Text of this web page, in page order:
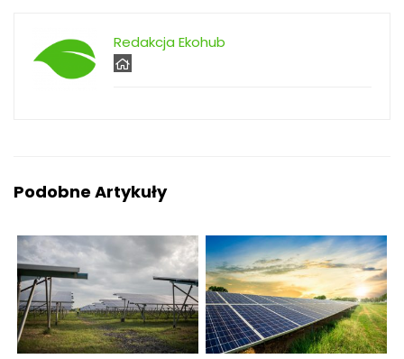
Redakcja Ekohub
Podobne Artykuły